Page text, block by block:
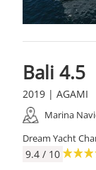
Bali 4.5
2019 | AGAMI
Marina
Dream Yacht
9.4 / 10